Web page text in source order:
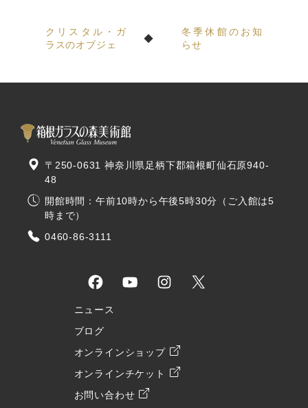
クリスタル・ガ
ラスのオブジェ
冬季休館のお知
らせ
ニュース
ブログ
オンラインショップ
オンラインチケット
お問い合わせ
〒250-0631 神奈川県足柄下郡箱根町仙石原940-
48
開館時間：午前10時から午後5時30分（ご入館は5
時まで）
0460-86-3111